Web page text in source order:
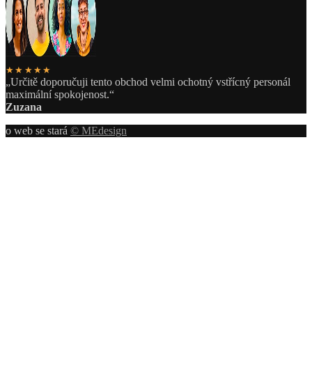
★★★★★
„Určitě doporučuji tento obchod velmi ochotný vstřícný personál
maximální spokojenost.“
Zuzana
o web se stará © MEdesign